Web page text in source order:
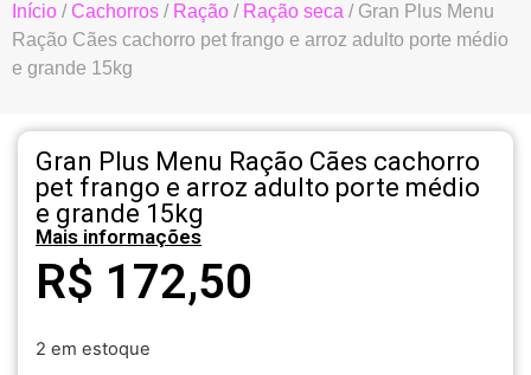
Início /Cachorros / Ração / Ração seca / Gran Plus Menu
Ração Cães cachorro pet frango e arroz adulto porte médio
e grande 15kg
Gran Plus Menu Ração Cães cachorro
pet frango e arroz adulto porte médio
e grande 15kg
Mais informações
R$ 172,50
2 em estoque